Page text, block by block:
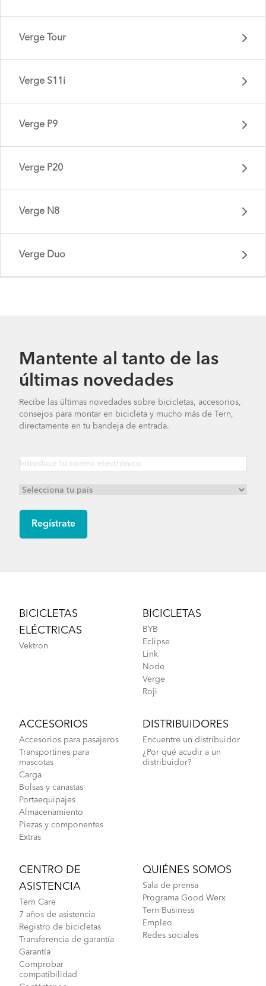
Verge Tour
Verge S11i
Verge P9
Verge P20
Verge P20 - Gen 1
Verge N8
Verge N8 - Gen 2
Verge Duo
Verge Duo - Gen 1
Mantente al tanto de las
últimas novedades
Recibe las últimas novedades sobre bicicletas, accesorios,
consejos para montar en bicicleta y mucho más de Tern,
directamente en tu bandeja de entrada.
BICICLETAS
ELÉCTRICAS
Vektron
BICICLETAS
BYB
Eclipse
Link
Node
Verge
Roji
ACCESORIOS
Accesorios para pasajeros
Transportines para
mascotas
Carga
Bolsas y canastas
Portaequipajes
Almacenamiento
Piezas y componentes
Extras
DISTRIBUIDORES
Encuentre un distribuidor
¿Por qué acudir a un
distribuidor?
CENTRO DE
ASISTENCIA
Tern Care
7 años de asistencia
Registro de bicicletas
Transferencia de garantía
Garantía
Comprobar
compatibilidad
QUIÉNES SOMOS
Sala de prensa
Programa Good Werx
Tern Business
Empleo
Redes sociales